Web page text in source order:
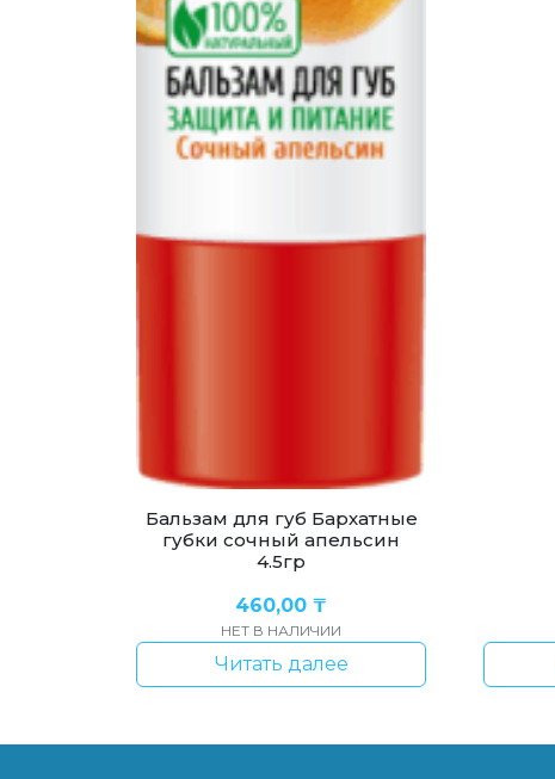
Бальзам для губ Бархатные
губки сочный апельсин
4.5гр
460,00 ₸
НЕТ В НАЛИЧИИ
Читать далее